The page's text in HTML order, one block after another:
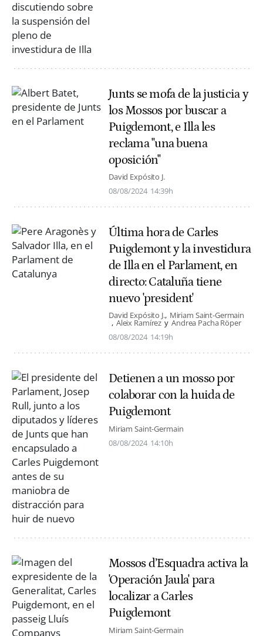
Junts se mofa de la justicia y
los Mossos por buscar a
Puigdemont, e Illa les
reclama "una buena
oposición"
David Expósito J.
08/08/2024 14:39h
Última hora de Carles
Puigdemont y la investidura
de Illa en el Parlament, en
directo: Cataluña tiene
nuevo 'president'
David Expósito J. Miriam Saint-Germain
Aleix Ramírez
Andrea Pacha Röper
08/08/2024 14:19h
Detienen a un mosso por
colaborar con la huida de
Puigdemont
Miriam Saint-Germain
08/08/2024 14:10h
Mossos d’Esquadra activa la
'Operación Jaula' para
localizar a Carles
Puigdemont
Miriam Saint-Germain